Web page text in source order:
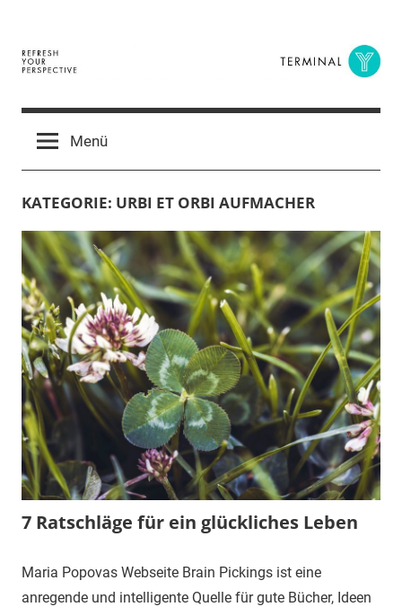
springen
Terminal
Y
Digital
BusinessMenü
KATEGORIE: URBI ET ORBI AUFMACHER
7 Ratschläge für ein glückliches Leben
Maria Popovas Webseite Brain Pickings ist eine
anregende und intelligente Quelle für gute Bücher, Ideen